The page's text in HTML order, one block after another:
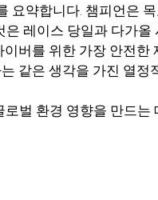
요약합니다. 챔피언은
레이스 당일과 다가
버를 위한 가장 안전한
같은 생각을 가진 열정
벌 환경 영향을 만드는